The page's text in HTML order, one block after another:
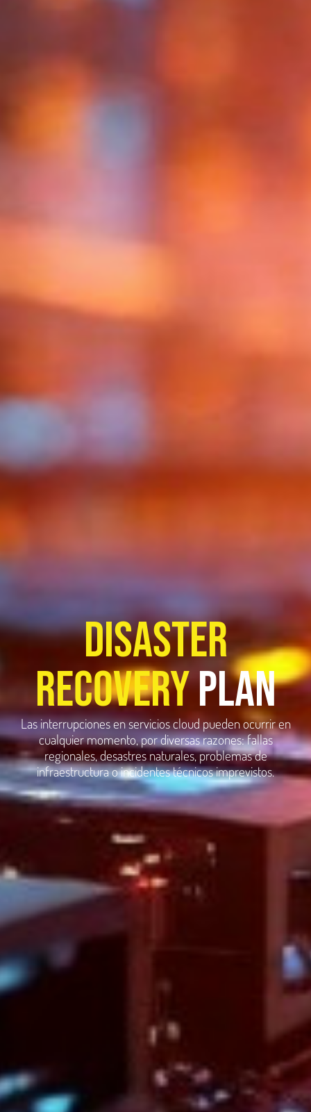
Disaster
Recoveryplan
Las interrupciones en servicios cloud pueden ocurrir en
cualquier momento, por diversas razones: fallas
regionales, desastres naturales, problemas de
infraestructura o incidentes técnicos imprevistos.